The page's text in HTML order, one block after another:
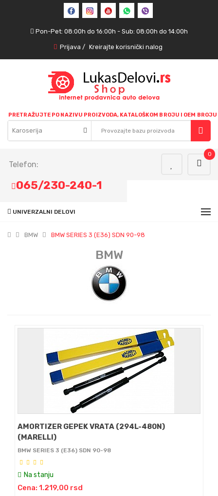
Pon-Pet: 08:00h do 16:00h - Sub: 08:00h do 14:00h
Prijava / Kreirajte korisnički nalog
PRETRAŽUJTE PO NAZIVU PROIZVODA, KATALOŠKOM BROJU I OEM BROJU
Karoserija
0
Telefon:
065/230-240-1
UNIVERZALNI DELOVI
BMW BMW SERIES 3 (E36) SDN 90-98
BMW
AMORTIZER GEPEK VRATA (294L-480N)
(MARELLI)
BMW SERIES 3 (E36) SDN 90-98
Na stanju
Cena: 1.219,00 rsd